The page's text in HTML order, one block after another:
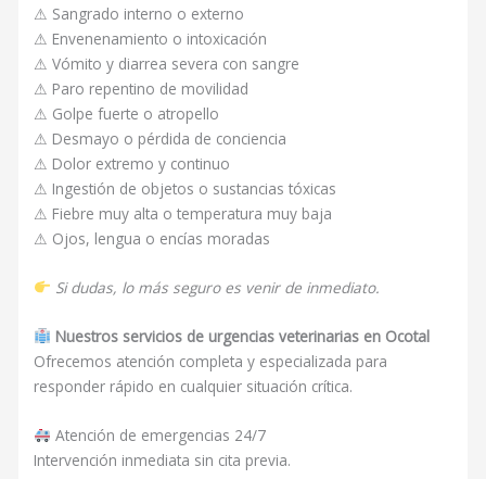
⚠ Sangrado interno o externo
⚠ Envenenamiento o intoxicación
⚠ Vómito y diarrea severa con sangre
⚠ Paro repentino de movilidad
⚠ Golpe fuerte o atropello
⚠ Desmayo o pérdida de conciencia
⚠ Dolor extremo y continuo
⚠ Ingestión de objetos o sustancias tóxicas
⚠ Fiebre muy alta o temperatura muy baja
⚠ Ojos, lengua o encías moradas
Si dudas, lo más seguro es venir de inmediato.
Nuestros servicios de urgencias veterinarias en Ocotal
Ofrecemos atención completa y especializada para
responder rápido en cualquier situación crítica.
Atención de emergencias 24/7
Intervención inmediata sin cita previa.